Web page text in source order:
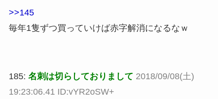
>>145
毎年1隻ずつ買っていけば赤字解消になるなｗ
185: 名刺は切らしておりまして 2018/09/08(土)
19:23:06.41 ID:vYR2oSW+